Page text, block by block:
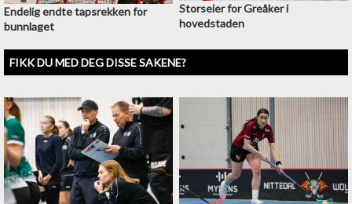
Endelig endte tapsrekken for
bunnlaget
Storseier for Greåker i
hovedstaden
FIKK DU MED DEG DISSE SAKENE?